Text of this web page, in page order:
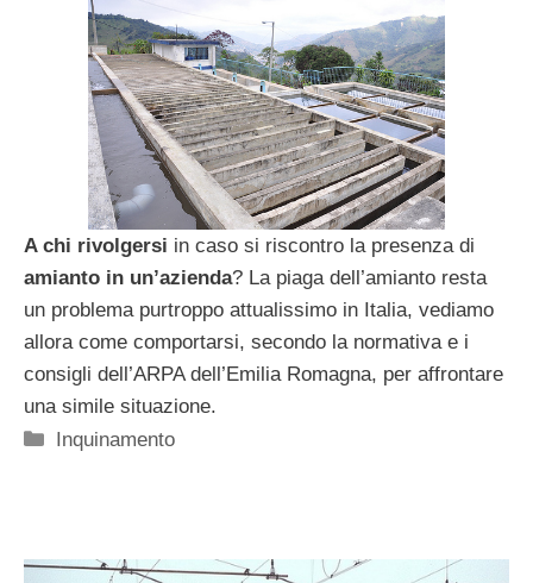
A chi rivolgersi in caso si riscontro la presenza di
amianto in un’azienda? La piaga dell’amianto resta
un problema purtroppo attualissimo in Italia, vediamo
allora come comportarsi, secondo la normativa e i
consigli dell’ARPA dell’Emilia Romagna, per affrontare
una simile situazione.
Categorie
Inquinamento